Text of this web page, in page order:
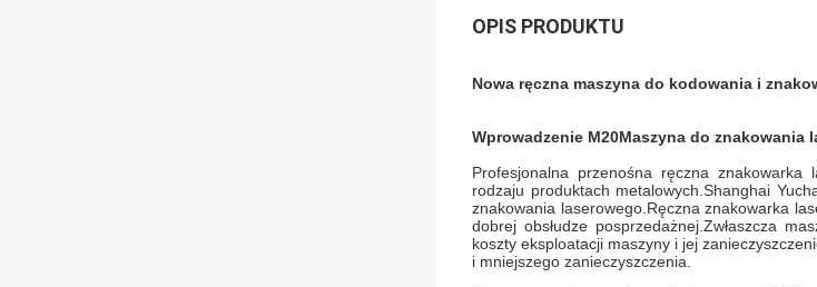
OPIS PRODUKTU
Nowa ręczna maszyna do kodowania i
Wprowadzenie M20Maszyna do znakowania
Profesjonalna przenośna ręczna znakowarka
rodzaju produktach metalowych.Shanghai
znakowania laserowego.Ręczna znakowarka
dobrej obsłudze posprzedażnej.Zwłaszcza
koszty eksploatacji maszyny i jej
i mniejszego zanieczyszczenia.